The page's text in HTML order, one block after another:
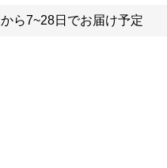
ら7~28日でお届け予定